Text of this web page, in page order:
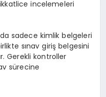
incelemeleri
sadece kimlik belgeleri
sınav giriş belgesini
Gerekli kontroller
sürecine